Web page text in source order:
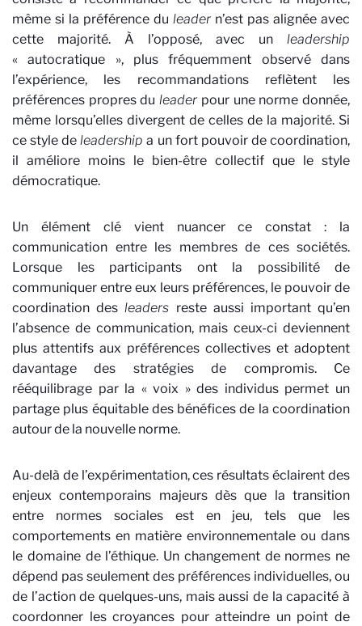
même si la préférence du leader n’est pas alignée avec
cette majorité. À l’opposé, avec un leadership
« autocratique », plus fréquemment observé dans
l’expérience, les recommandations reflètent les
préférences propres duleader pour une norme donnée,
même lorsqu’elles divergent de celles de la majorité. Si
ce style deleadership a un fort pouvoir de coordination,
il améliore moins le bien-être collectif que le style
démocratique.
Un élément clé vient nuancer ce constat : la
communication entre les membres de ces sociétés.
Lorsque les participants ont la possibilité de
communiquer entre eux leurs préférences, le pouvoir de
coordination desleaders reste aussi important qu’en
l’absence de communication, mais ceux-ci deviennent
plus attentifs aux préférences collectives et adoptent
davantage des stratégies de compromis. Ce
rééquilibrage par la « voix » des individus permet un
partage plus équitable des bénéfices de la coordination
autour de la nouvelle norme.
Au-delà de l’expérimentation, ces résultats éclairent des
enjeux contemporains majeurs dès que la transition
entre normes sociales est en jeu, tels que les
comportements en matière environnementale ou dans
le domaine de l’éthique. Un changement de normes ne
dépend pas seulement des préférences individuelles, ou
de l’action de quelques-uns, mais aussi de la capacité à
coordonner les croyances pour atteindre un point de